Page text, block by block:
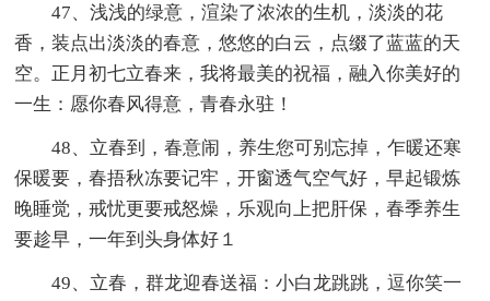
47、浅浅的绿意，渲染了浓浓的生机，淡淡的花
香，装点出淡淡的春意，悠悠的白云，点缀了蓝蓝的天
空。正月初七立春来，我将最美的祝福，融入你美好的
一生：愿你春风得意，青春永驻！
48、立春到，春意闹，养生您可别忘掉，乍暖还寒
保暖要，春捂秋冻要记牢，开窗透气空气好，早起锻炼
晚睡觉，戒忧更要戒怒燥，乐观向上把肝保，春季养生
要趁早，一年到头身体好１
49、立春，群龙迎春送福：小白龙跳跳，逗你笑一